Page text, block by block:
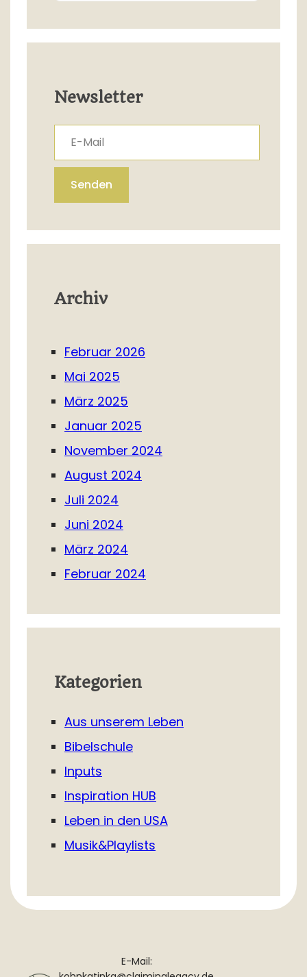
Newsletter
E-Mail
Senden
Archiv
Februar 2026
Mai 2025
März 2025
Januar 2025
November 2024
August 2024
Juli 2024
Juni 2024
März 2024
Februar 2024
Kategorien
Aus unserem Leben
Bibelschule
Inputs
Inspiration HUB
Leben in den USA
Musik&Playlists
E-Mail: